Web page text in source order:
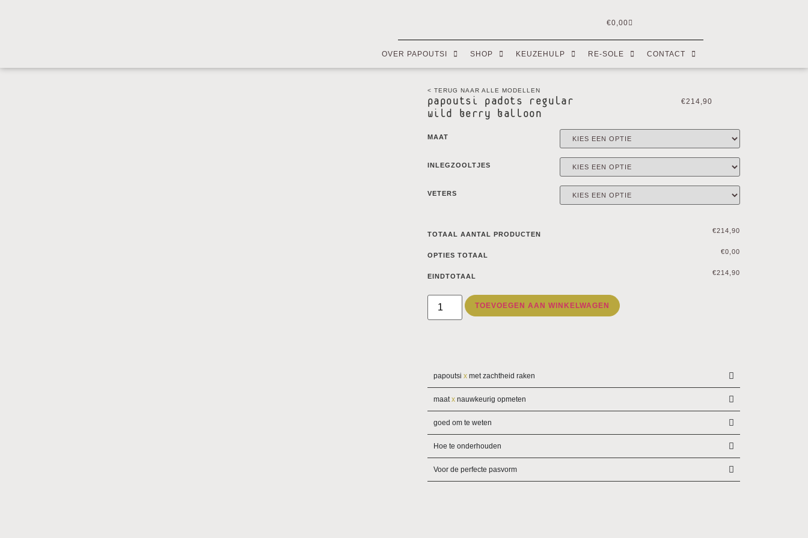
€0,00
OVER PAPOUTSI SHOP KEUZEHULP RE-SOLE CONTACT
< TERUG NAAR ALLE MODELLEN
papoutsi padots regular
wild berry balloon
€214,90
MAAT
INLEGZOOLTJES
VETERS
TOTAAL AANTAL PRODUCTEN €214,90
OPTIES TOTAAL €0,00
EINDTOTAAL €214,90
TOEVOEGEN AAN WINKELWAGEN
papoutsi xmet zachtheid raken
maatxnauwkeurig opmeten
goed om te weten
Hoe te onderhouden
Voor de perfecte pasvorm